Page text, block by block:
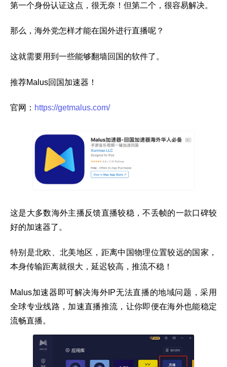
第一个身份认证这点，很无奈！但第二个，很容易解决。
那么，海外党怎样才能在国外进行直播呢？
这就需要用到一些能够翻墙回国的软件了。
推荐Malus回国加速器！
官网： https://getmalus.com/
这是大多数海外主播反馈直播较稳，不丢帧的一款口碑较
好的加速器了。
特别是北欧、北美地区，距离中国物理位置较远的国家，
本身传输距离就很大，延迟较高，推流不稳！
Malus加速器即可解决海外IP无法直播的地域问题，采用
全球专业线路，加速直播推流，让你即便在海外也能稳定
流畅直播。